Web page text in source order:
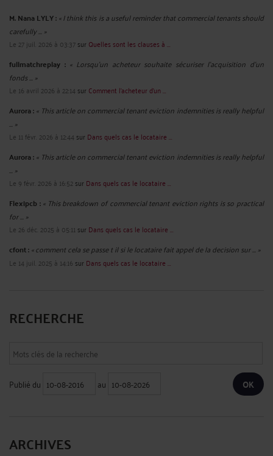
M. Nana LYLY :« I think this is a useful reminder that commercial tenants should
carefully ... »
Le 27 juil. 2026 à 03:37sur Quelles sont les clauses à ...
fullmatchreplay : « Lorsqu’un acheteur souhaite sécuriser l’acquisition d’un
fonds ... »
Le 16 avril 2026 à 22:14 sur Comment l’acheteur d’un ...
Aurora :« This article on commercial tenant eviction indemnities is really helpful
... »
Le 11 févr. 2026 à 12:44 sur Dans quels cas le locataire ...
Aurora :« This article on commercial tenant eviction indemnities is really helpful
... »
Le 9 févr. 2026 à 16:52sur Dans quels cas le locataire ...
Flexipcb : « This breakdown of commercial tenant eviction rights is so practical
for ... »
Le 26 déc. 2025 à 05:11 sur Dans quels cas le locataire ...
cfont :« comment cela se passe t il si le locataire fait appel de la decision sur ... »
Le 14 juil. 2025 à 14:16 sur Dans quels cas le locataire ...
RECHERCHE
Publié du au
ARCHIVES